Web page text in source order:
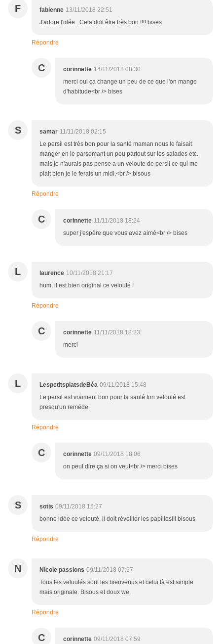
F fabienne 13/11/2018 22:51
J'adore l'idée . Cela doit être très bon !!!! bises
Répondre
C corinnette 14/11/2018 08:30
merci oui ça change un peu de ce que l'on mange
d'habitude<br /> bises
S samar 11/11/2018 02:15
Le persil est très bon pour la santé maman nous le faisait
manger en le parsemant un peu partout sur les salades etc..
mais je n'aurais pas pense a un veloute de persil ce qui me
plait bien je le ferais un midi.<br /> bisous
Répondre
C corinnette 11/11/2018 18:24
super j'espère que vous avez aimé<br /> bises
L laurence 10/11/2018 21:17
hum, il est bien original ce velouté !
Répondre
C corinnette 11/11/2018 18:23
merci
L LespetitsplatsdeBéa 09/11/2018 15:48
Le persil est vraiment bon pour la santé ton velouté est
presqu'un reméde
Répondre
C corinnette 09/11/2018 18:06
on peut dire ça si on veut<br /> merci bises
S sotis 09/11/2018 15:27
bonne idée ce velouté, il doit réveiller les papilles!!! bisous
Répondre
N Nicole passions 09/11/2018 07:57
Tous les veloutés sont les bienvenus et celui là est simple
mais originale. Bisous et doux we.
Répondre
C corinnette 09/11/2018 07:59